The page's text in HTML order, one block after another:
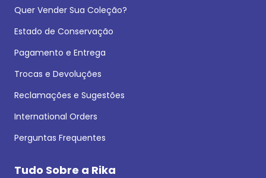
Quer Vender Sua Coleção?
Estado de Conservação
Pagamento e Entrega
Trocas e Devoluções
Reclamações e Sugestões
International Orders
Perguntas Frequentes
Tudo Sobre a Rika